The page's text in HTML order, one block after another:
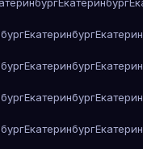
Екатеринбург
Екатеринбург
Екатеринбург
Екатеринбург
Екатеринбург